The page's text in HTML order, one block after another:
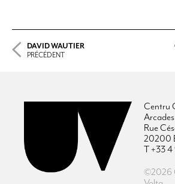
DAVID WAUTIER
PRÉCÉDENT
Centru
Rue
20200
T +33 4
©2026